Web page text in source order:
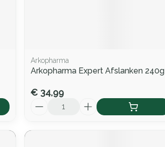
Arkopharma
Arkopharma Expert Afslanken 240g
€ 34,99